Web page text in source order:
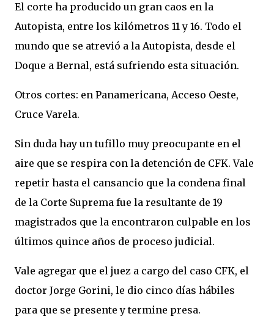
El corte ha producido un gran caos en la
Autopista, entre los kilómetros 11 y 16. Todo el
mundo que se atrevió a la Autopista, desde el
Doque a Bernal, está sufriendo esta situación.
Otros cortes: en Panamericana, Acceso Oeste,
Cruce Varela.
Sin duda hay un tufillo muy preocupante en el
aire que se respira con la detención de CFK. Vale
repetir hasta el cansancio que la condena final
de la Corte Suprema fue la resultante de 19
magistrados que la encontraron culpable en los
últimos quince años de proceso judicial.
Vale agregar que el juez a cargo del caso CFK, el
doctor Jorge Gorini, le dio cinco días hábiles
para que se presente y termine presa.